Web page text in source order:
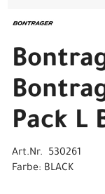
Pack L
Art.Nr. 530261
Farbe: BLACK